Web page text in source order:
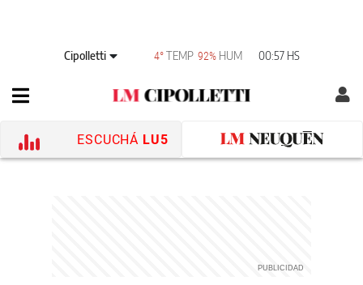
Cipolletti 4° TEMP 92% HUM 00:57 HS
ESCUCHÁ LU5